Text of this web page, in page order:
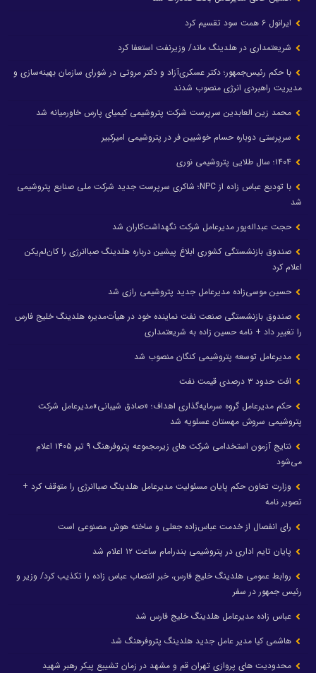
ایرانول ۶ همت سود تقسیم کرد
شریعتمداری در هلدینگ ماند/ وزیرنفت استعفا کرد
با حکم رئیس‌جمهور؛ دکتر عسکری‌آزاد و دکتر مروتی در شورای سازمان بهینه‌سازی و
مدیریت راهبردی انرژی منصوب شدند
محمد زین العابدین سرپرست شرکت پتروشیمی کیمیای پارس خاورمیانه شد
سرپرستی دوباره حسام خوشبین فر در پتروشیمی امیرکبیر
با تودیع عباس زاده از NPC؛ شاکری سرپرست جدید شرکت ملی صنایع پتروشیمی
شد
حجت عبداله‌پور مدیرعامل شرکت نگهداشت‌کاران شد
صندوق بازنشستگی کشوری ابلاغ پیشین درباره هلدینگ صباانرژی را کان‌لم‌یکن
اعلام کرد
حسین موسی‌زاده مدیرعامل جدید پتروشیمی رازی شد
صندوق بازنشستگی صنعت نفت نماینده خود در هیأت‌مدیره هلدینگ خلیج فارس
را تغییر داد + نامه حسین زاده به شریعتمداری
مدیرعامل توسعه پتروشیمی کنگان منصوب شد
افت حدود ۳ درصدی قیمت نفت
حکم مدیرعامل گروه سرمایه‌گذاری اهداف؛ «صادق شیبانی»مدیرعامل شرکت
پتروشیمی سروش مهستان عسلویه شد
نتایج آزمون استخدامی شرکت های زیرمجموعه پتروفرهنگ ۹ تیر ۱۴۰۵ اعلام
می‌شود
وزارت تعاون حکم پایان مسئولیت مدیرعامل هلدینگ صباانرژی را متوقف کرد +
تصویر نامه
رای انفصال از خدمت عباس‌زاده جعلی و ساخته هوش مصنوعی است
پایان تایم اداری در پتروشیمی بندرامام ساعت ۱۲ اعلام شد
روابط عمومی هلدینگ خلیج فارس، خبر انتصاب عباس زاده را تکذیب کرد/ وزیر و
رئیس جمهور در سفر
عباس زاده مدیرعامل هلدینگ خلیج فارس شد
هاشمی کیا مدیر عامل جدید هلدینگ پتروفرهنگ شد
محدودیت های پروازی تهران قم و مشهد در زمان تشییع پیکر رهبر شهید